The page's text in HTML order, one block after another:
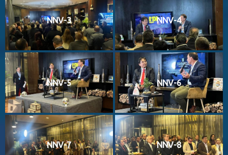
NNV-3 NNV-4
NNV-5 NNV-6
NNV-7 NNV-8